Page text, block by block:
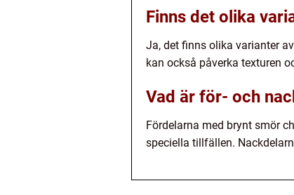
Finns det olika
Ja, det finns olika varianter
kan också påverka texturen
Vad är för- och
Fördelarna med brynt smör
speciella tillfällen.